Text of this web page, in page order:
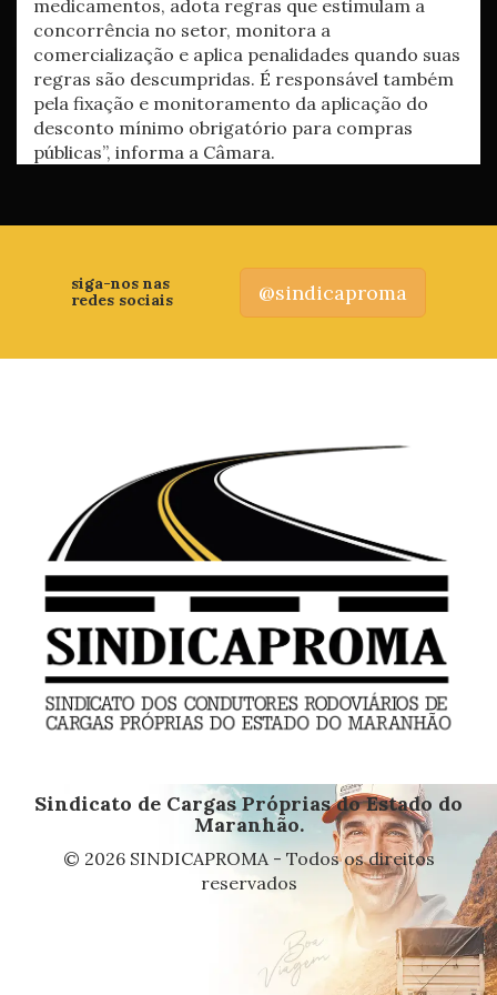
medicamentos, adota regras que estimulam a
concorrência no setor, monitora a
comercialização e aplica penalidades quando suas
regras são descumpridas. É responsável também
pela fixação e monitoramento da aplicação do
desconto mínimo obrigatório para compras
públicas”, informa a Câmara.
siga-nos nas
redes sociais
@sindicaproma
Sindicato de Cargas Próprias do Estado do
Maranhão.
© 2026 SINDICAPROMA - Todos os direitos
reservados